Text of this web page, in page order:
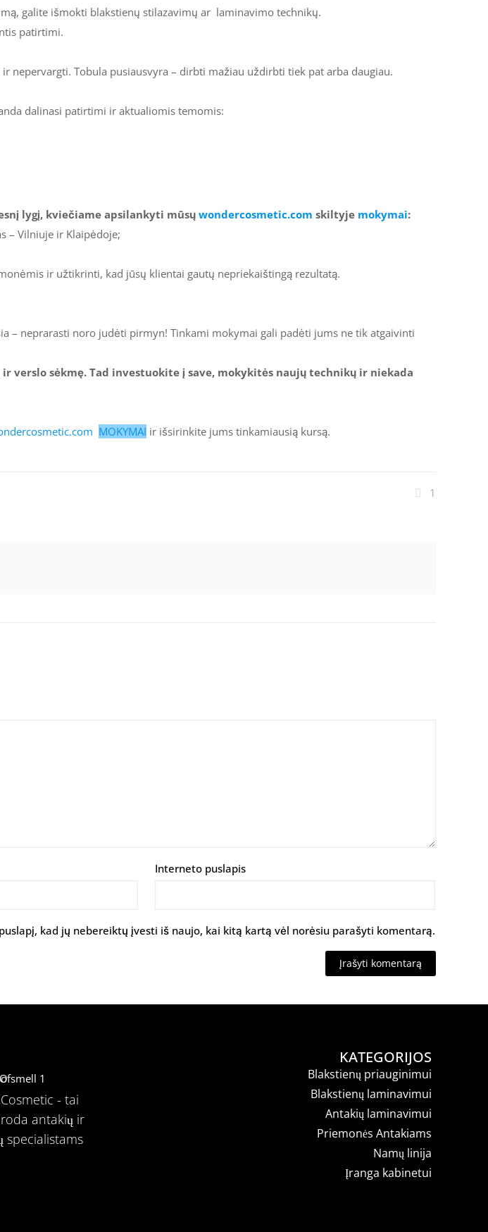
galite išmokti blakstienų stilazavimų ar laminavimo technikų.
patirtimi.
nepervargti. Tobula pusiausvyra – dirbti mažiau uždirbti tiek pat arba daugiau.
dalinasi patirtimi ir aktualiomis temomis:
lygį, kviečiame apsilankyti mūsų wondercosmetic.com skiltyje mokymai:
– Vilniuje ir Klaipėdoje;
ir užtikrinti, kad jūsų klientai gautų nepriekaištingą rezultatą.
– neprarasti noro judėti pirmyn! Tinkami mokymai gali padėti jums ne tik atgaivinti
sėkmę. Tad investuokite į save, mokykitės naujų technikų ir niekada
MOKYMAI ir išsirinkite jums tinkamiausią kursą.
1
Interneto puslapis
kad jų nebereiktų įvesti iš naujo, kai kitą kartą vėl norėsiu parašyti komentarą.
- tai
antakių ir
specialistams
KATEGORIJOS
Blakstienų priauginimui
Blakstienų laminavimui
Antakių laminavimui
Priemonės Antakiams
Namų linija
Įranga kabinetui